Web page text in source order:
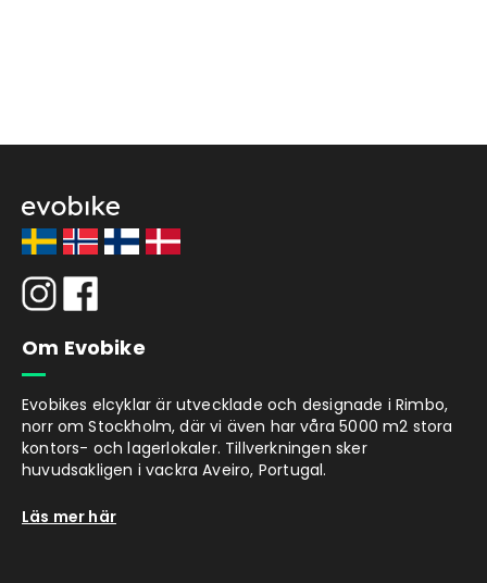
Om Evobike
Evobikes elcyklar är utvecklade och designade i Rimbo,
norr om Stockholm, där vi även har våra 5000 m2 stora
kontors- och lagerlokaler. Tillverkningen sker
huvudsakligen i vackra Aveiro, Portugal.
Läs mer här